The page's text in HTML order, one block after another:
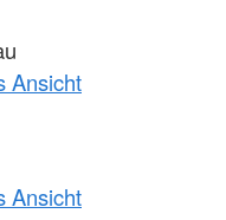
Ansicht
Ansicht